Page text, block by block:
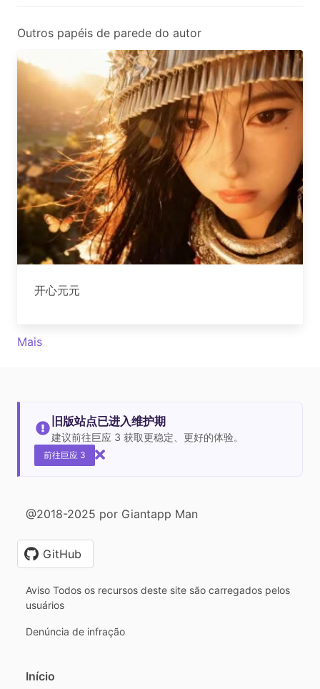
Outros papéis de parede do autor
开心元元
Mais
旧版站点已进入维护期
建议前往巨应 3 获取更稳定、更好的体验。
前往巨应 3
@2018-2025 por Giantapp Man
GitHub
Aviso Todos os recursos deste site são carregados pelos
usuários
Denúncia de infração
Início